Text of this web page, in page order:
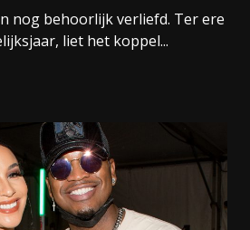
nog behoorlijk verliefd. Ter ere
liet het koppel...